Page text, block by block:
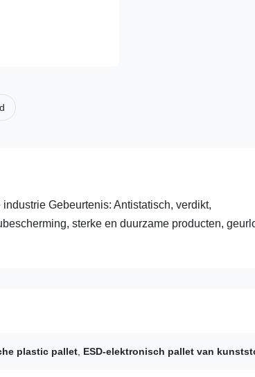
Gebeurtenis: Antistatisch, verdikt,
sterke en duurzame producten,
plastic pallet ESD-elektronisch pallet van